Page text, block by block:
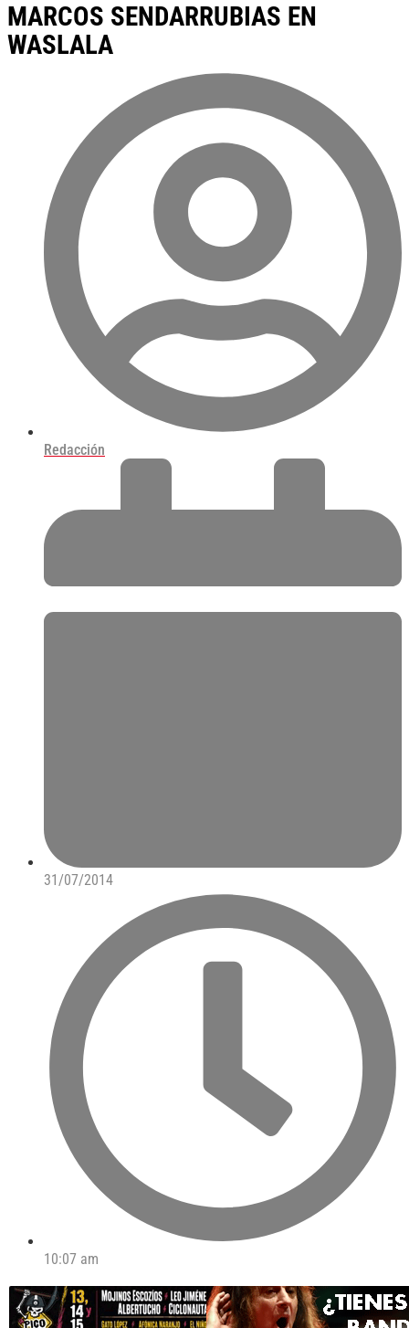
MARCOS SENDARRUBIAS EN
WASLALA
Redacción
31/07/2014
10:07 am